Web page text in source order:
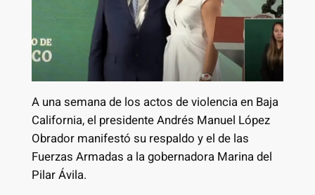
A una semana de los actos de violencia en Baja
California, el presidente Andrés Manuel López
Obrador manifestó su respaldo y el de las
Fuerzas Armadas a la gobernadora Marina del
Pilar Ávila.